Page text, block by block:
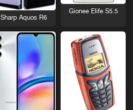
Gionee Elife S5.5
Sharp Aquos R6